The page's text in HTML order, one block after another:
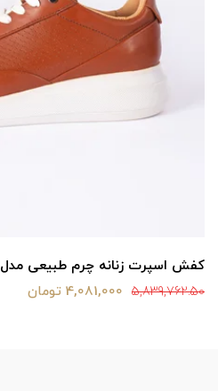
کفش اسپرت زنانه چرم طبیعی مدل 328
5,839,762.50 4,081,000 تومان